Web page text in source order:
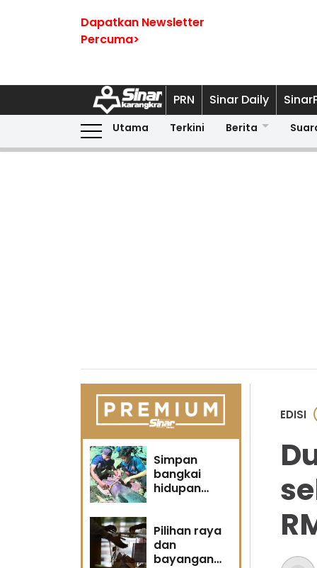
Dapatkan Newsletter
Percuma>
PRN Sinar Daily
Utama Terkini Berita
Simpan
bangkai
hidupan
Pilihan raya
dan
bayangan
EDISI